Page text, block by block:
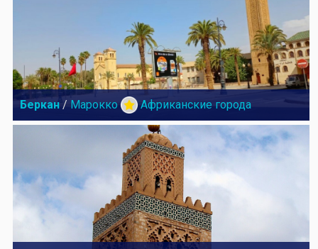
Беркан / Марокко Африканские города